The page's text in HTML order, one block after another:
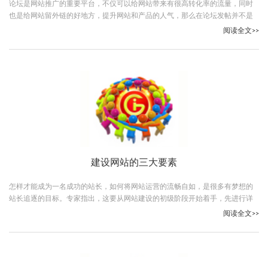
论坛是网站推广的重要平台，不仅可以给网站带来有很高转化率的流量，同时
也是给网站留外链的好地方，提升网站和产品的人气，那么在论坛发帖并不是
阅读全文>>
建设网站的三大要素
怎样才能成为一名成功的站长，如何将网站运营的流畅自如，是很多有梦想的
站长追逐的目标。专家指出，这要从网站建设的初级阶段开始着手，先进行详
阅读全文>>